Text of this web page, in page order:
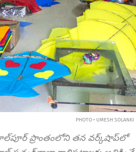
PHOTO • UMESH SOLANKI
ప్రాంతంలోని తన వర్క్‌షాప్‌లో